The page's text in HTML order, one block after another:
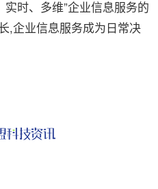
时、多维”企业信息服务的
,企业信息服务成为日常决